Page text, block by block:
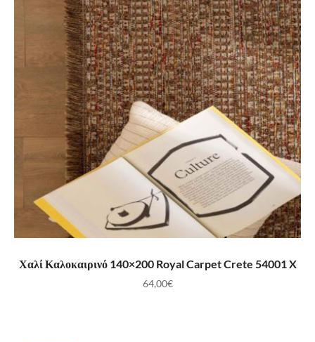
ΠΡΟΣΘΉΚΗ ΣΤΟ ΚΑΛΆΘΙ
Χαλί Καλοκαιρινό 140×200 Royal Carpet Crete 54001 X
64,00€